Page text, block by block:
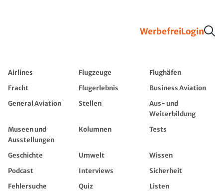
WerbefreiLogin
Airlines Flugzeuge
Flughäfen
Fracht
Flugerlebnis
Business Aviation
General Aviation
Stellen
Aus- und
Weiterbildung
Museen und
Ausstellungen
Kolumnen Tests
Geschichte Umwelt
Wissen
Podcast
Interviews
Sicherheit
Fehlersuche
Quiz
Listen